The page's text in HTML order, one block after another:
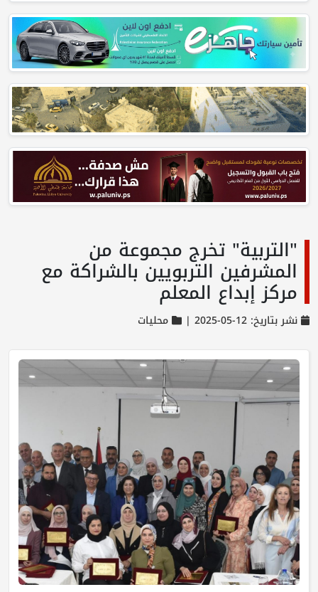
"التربية" تخرج مجموعة من
المشرفين التربويين بالشراكة مع
مركز إبداع المعلم
نشر بتاريخ: 12-05-2025 | محليات